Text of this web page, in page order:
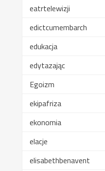
eatrtelewizji
edictcumembarch
edukacja
edytazając
Egoizm
ekipafriza
ekonomia
elacje
elisabethbenavent